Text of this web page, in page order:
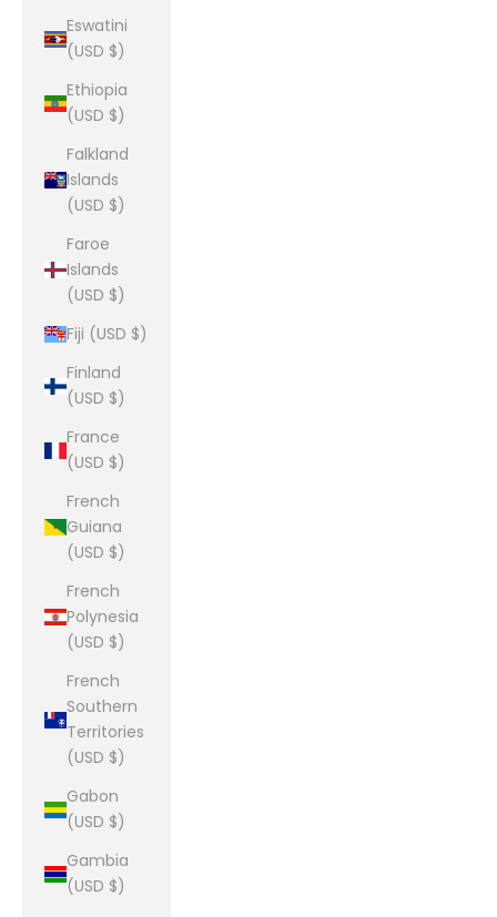
Eswatini
(USD $)
Ethiopia
(USD $)
Falkland
Islands
(USD $)
Faroe
Islands
(USD $)
Fiji (USD $)
Finland
(USD $)
France
(USD $)
French
Guiana
(USD $)
French
Polynesia
(USD $)
French
Southern
Territories
(USD $)
Gabon
(USD $)
Gambia
(USD $)